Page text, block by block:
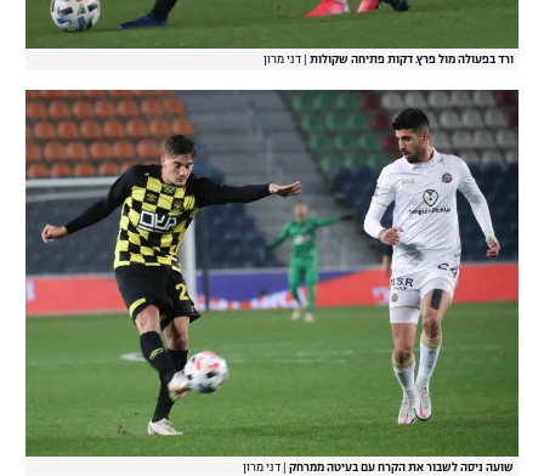
ורד בפעולה מול פרץ. דקות פתיחה שקולות דני מרון
שועה ניסה לשבור את הקרח עם בעיטה ממרחק דני מרון